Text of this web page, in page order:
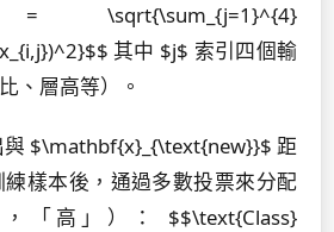
= \sqrt{\sum_{j=1}^{4}
其中 $j$ 索引四個輸
、層高等）。
與 $\mathbf{x}_{\text{new}}$ 距
樣本後，通過多數投票來分配
「高」）： $$\text{Class}